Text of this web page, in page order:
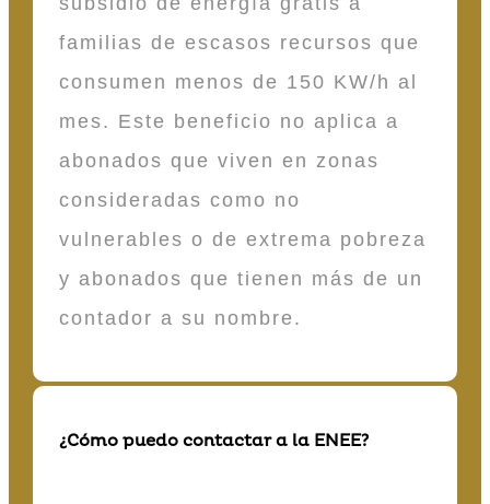
familias de escasos recursos que
consumen menos de 150 KW/h al
mes. Este beneficio no aplica a
abonados que viven en zonas
consideradas como no
vulnerables o de extrema pobreza
y abonados que tienen más de un
contador a su nombre.
¿Cómo puedo contactar a la ENEE?